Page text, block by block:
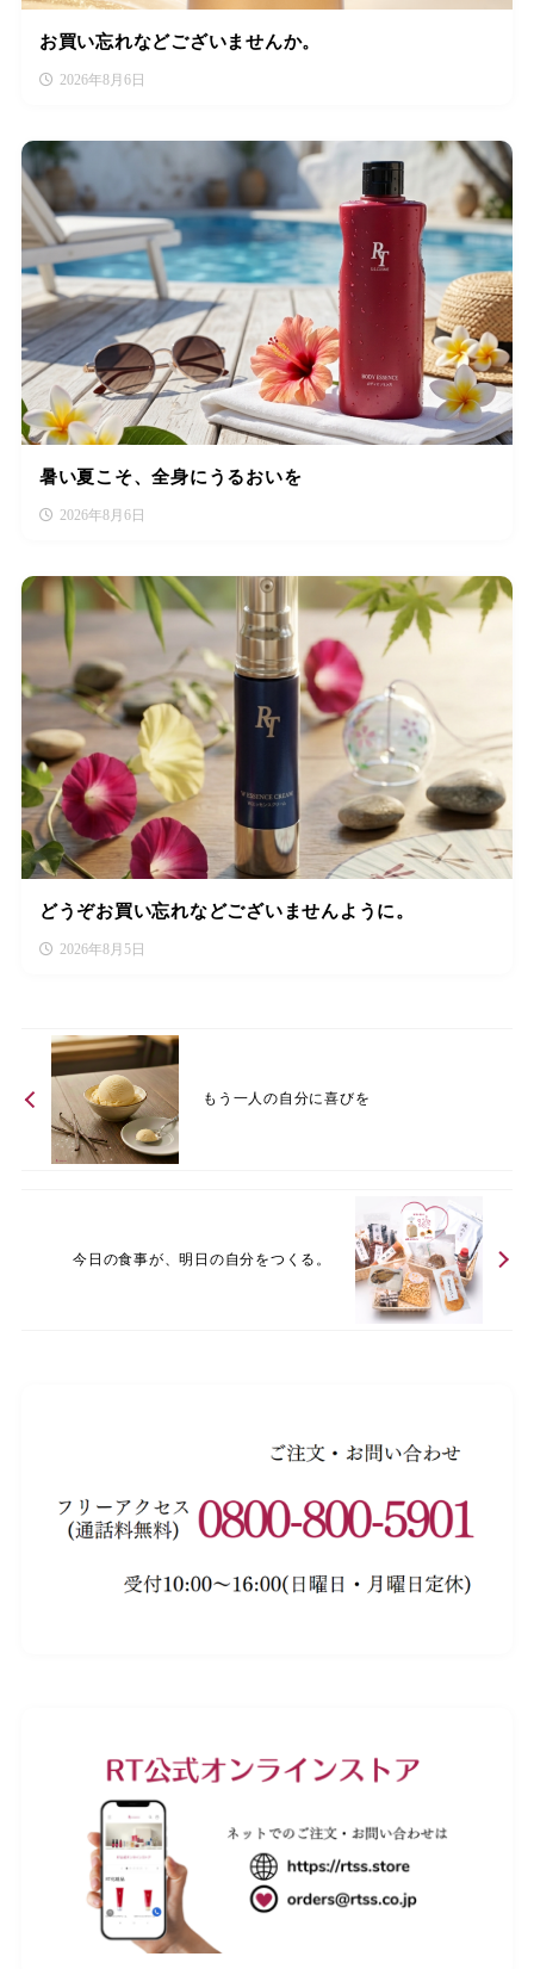
お買い忘れなどございませんか。
2026年8月6日
暑い夏こそ、全身にうるおいを
2026年8月6日
どうぞお買い忘れなどございませんように。
2026年8月5日
もう一人の自分に喜びを
今日の食事が、明日の自分をつくる。